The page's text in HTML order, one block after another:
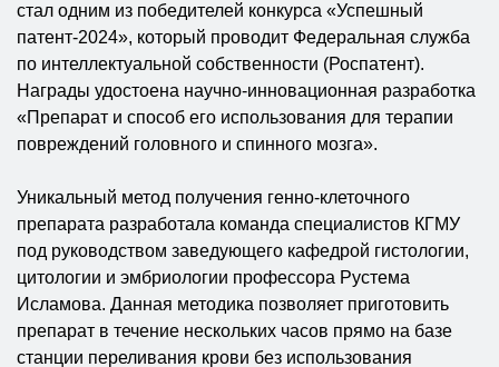
стал одним из победителей конкурса «Успешный
патент-2024», который проводит Федеральная служба
по интеллектуальной собственности (Роспатент).
Награды удостоена научно-инновационная разработка
«Препарат и способ его использования для терапии
повреждений головного и спинного мозга».
Уникальный метод получения генно-клеточного
препарата разработала команда специалистов КГМУ
под руководством заведующего кафедрой гистологии,
цитологии и эмбриологии профессора Рустема
Исламова. Данная методика позволяет приготовить
препарат в течение нескольких часов прямо на базе
станции переливания крови без использования